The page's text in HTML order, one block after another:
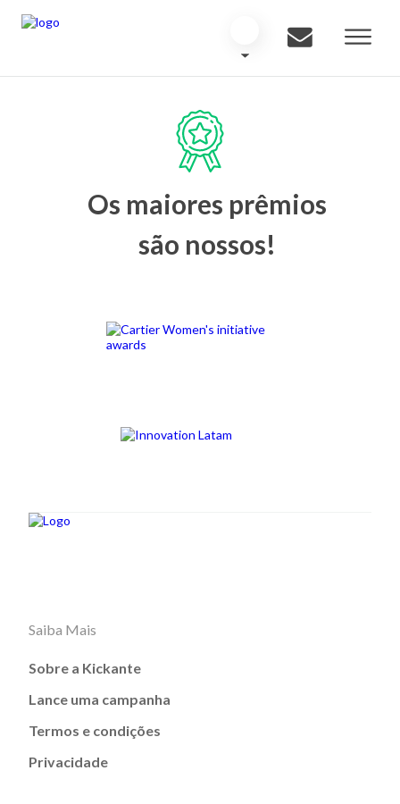
Os maiores prêmios
são nossos!
Saiba Mais
Sobre a Kickante
Lance uma campanha
Termos e condições
Privacidade